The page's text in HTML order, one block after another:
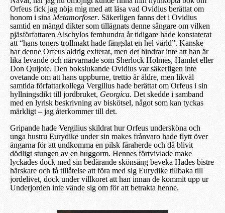
Orfeus fick jag nöja mig med att läsa vad Ovidius berättat om
honom i sina Metamorfoser. Säkerligen fanns det i Ovidius
samtid en mängd dikter som tillägnats denne sångare om vilken
pjäsförfattaren Aischylos femhundra årtidigare hade konstaterat
att “hans toners trollmakt hade fängslat en hel värld”. Kanske
har denne Orfeus aldrig exiterat, men det hindrar inte att han är
lika levande och närvarnade som Sherlock Holmes, Hamlet eller
Don Quijote. Den bokslukande Ovidius var säkerligen inte
ovetande om att hans uppburne, trettio år äldre, men likväl
samtida författarkollega Vergilius hade berättat om Orfeus i sin
hyllningsdikt till jordbruket, Georgica. Det skedde i samband
med en lyrisk beskrivning av biskötsel, något som kan tyckas
märkligt – jag återkommer till det.
Gripande hade Vergilius skildrat hur Orfeus undersköna och
unga hustru Eurydike under sin makes frånvaro hade flytt över
ängarna för att undkomma en pilsk fåraherde och då blivit
dödligt stungen av en huggorm. Hennes förtvivlade make
lyckades dock med sin bedårande skönsång beveka Hades bistre
härskare och få tillåtelse att föra med sig Eurydike tillbaka till
jordelivet, dock under villkoret att han innan de kommit upp ur
Underjorden inte vände sig om för att betrakta henne.